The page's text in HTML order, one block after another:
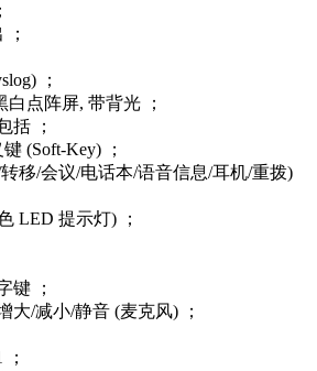
；
白点阵屏, 带背光 ；
括 ；
(Soft-Key) ；
移/会议/电话本/语音信息/耳机/重拨)
LED 提示灯) ；
键 ；
大/减小/静音 (麦克风) ；